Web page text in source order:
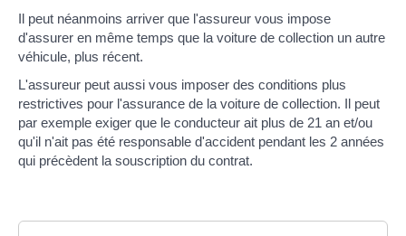
Il peut néanmoins arriver que l'assureur vous impose
d'assurer en même temps que la voiture de collection un autre
véhicule, plus récent.
L'assureur peut aussi vous imposer des conditions plus
restrictives pour l'assurance de la voiture de collection. Il peut
par exemple exiger que le conducteur ait plus de 21 an et/ou
qu'il n'ait pas été responsable d'accident pendant les 2 années
qui précèdent la souscription du contrat.